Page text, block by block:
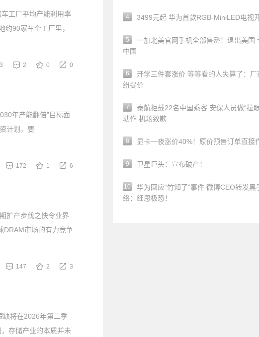
工厂平均产能利用率
90家车企工厂里，
3 2 0 0
年产能翻倍”目标面
计划，要
172 1 6
扩产步伐之快令业界
DRAM市场的有力竞争
147 2 3
缺将在2026年第二季
存储产业的本质并未
4 3499元起 华为首款RGB-MiniLED电视
5
一加北美官网手机全部售罄！退出美国
中国
6
开学三件套涨价 等等看的人失算了：厂
纷提价
7
泰航拒载22名中国乘客 安保人员做“拉
动作 机场致歉
8 显卡一夜涨价40%！原价预售订单直接
9 卫星巨头：宣布破产！
10
华为回应“竹知了”事件 微博CEO转发黑
络：细思极恐！